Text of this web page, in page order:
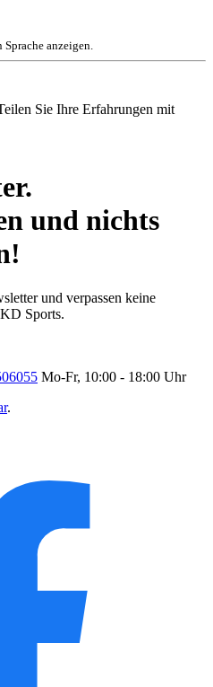
anzeigen.
Sie Ihre Erfahrungen mit
und nichts
und verpassen keine
Sports.
Mo-Fr, 10:00 - 18:00 Uhr
.